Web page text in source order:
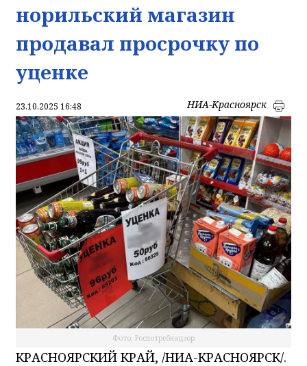
норильский магазин
продавал просрочку по
уценке
23.10.2025 16:48 НИА-Красноярск
Фото: Роспотребнадзор
КРАСНОЯРСКИЙ КРАЙ, /НИА-КРАСНОЯРСК/.